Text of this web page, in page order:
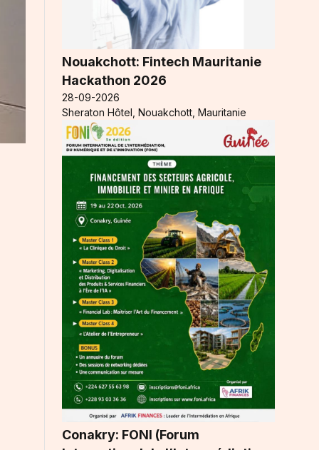
Nouakchott: Fintech Mauritanie
Hackathon 2026
28-09-2026
Sheraton Hôtel, Nouakchott, Mauritanie
Conakry: FONI (Forum